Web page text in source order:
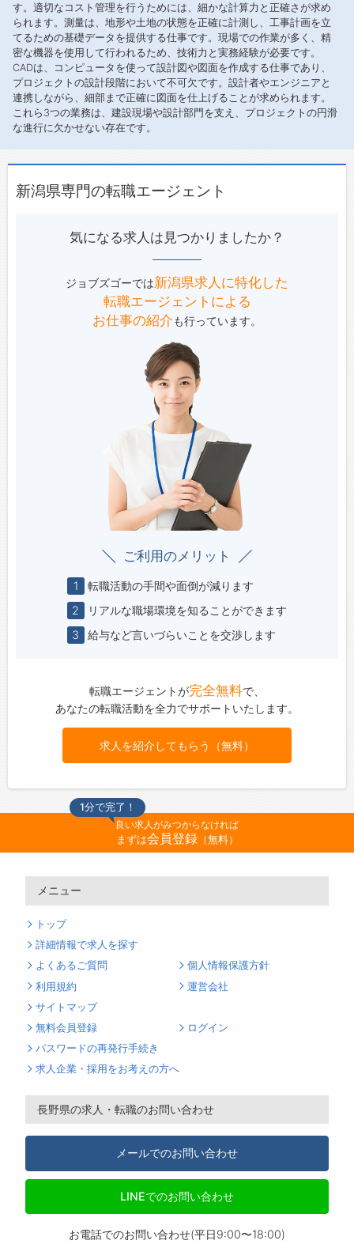
す。適切なコスト管理を行うためには、細かな計算力と正確さが求め
られます。測量は、地形や土地の状態を正確に計測し、工事計画を立
てるための基礎データを提供する仕事です。現場での作業が多く、精
密な機器を使用して行われるため、技術力と実務経験が必要です。
CADは、コンピュータを使って設計図や図面を作成する仕事であり、
プロジェクトの設計段階において不可欠です。設計者やエンジニアと
連携しながら、細部まで正確に図面を仕上げることが求められます。
これら3つの業務は、建設現場や設計部門を支え、プロジェクトの円滑
な進行に欠かせない存在です。
新潟県専門の転職エージェント
気になる求人は見つかりましたか？
ジョブズゴーでは新潟県求人に特化した
転職エージェントによる
お仕事の紹介も行っています。
ご利用のメリット
1
転職活動の手間や面倒が減ります
2
リアルな職場環境を知ることができます
3
給与など言いづらいことを交渉します
転職エージェントが完全無料で、
あなたの転職活動を全力でサポートいたします。
求人を紹介してもらう（無料）
1分で完了！
良い求人がみつからなければ
まずは会員登録（無料）
メニュー
トップ
詳細情報で求人を探す
よくあるご質問
個人情報保護方針
利用規約
運営会社
サイトマップ
無料会員登録
ログイン
パスワードの再発行手続き
求人企業・採用をお考えの方へ
長野県の求人・転職のお問い合わせ
メールでのお問い合わせ
LINEでのお問い合わせ
お電話でのお問い合わせ(平日9:00〜18:00)